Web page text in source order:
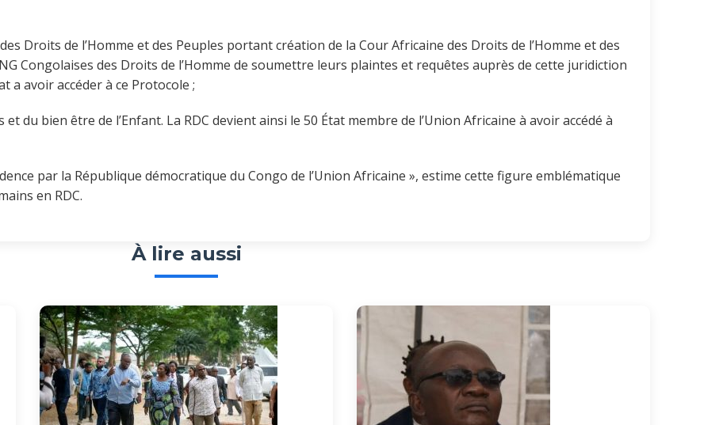
Droits de l’Homme et des Peuples portant création de la Cour Africaine des Droits de l’Homme et des
Congolaises des Droits de l’Homme de soumettre leurs plaintes et requêtes auprès de cette juridiction
a avoir accéder à ce Protocole ;
du bien être de l’Enfant. La RDC devient ainsi le 50 État membre de l’Union Africaine à avoir accédé à
par la République démocratique du Congo de l’Union Africaine », estime cette figure emblématique
en RDC.
À lire aussi